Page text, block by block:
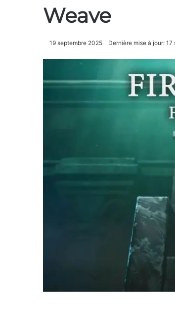
Weave
19 septembre 2025 Dernière mise à jour: